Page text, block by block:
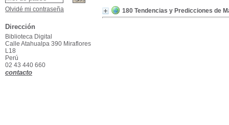
180 Tendencias y Predicciones de
Olvidé mi contraseña
Dirección
Biblioteca Digital
Calle Atahualpa 390 Miraflores
L18
Perú
02 43 440 660
contacto